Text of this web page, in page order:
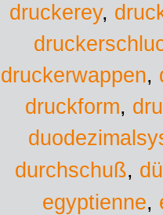
druckerey,
druckerwappen,
druckform,
durchschuß,
egyptienne,